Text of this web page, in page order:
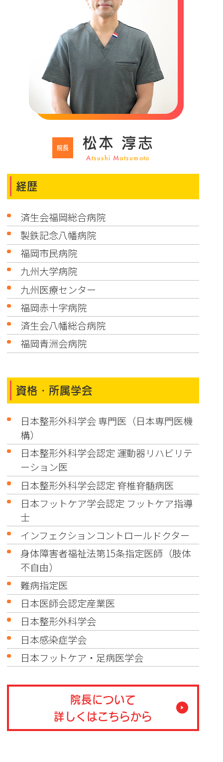
院長 松本 淳志
Atsushi Matsumoto
経歴
済生会福岡総合病院
製鉄記念八幡病院
福岡市民病院
九州大学病院
九州医療センター
福岡赤十字病院
済生会八幡総合病院
福岡青洲会病院
資格・所属学会
日本整形外科学会 専門医（日本専門医機
構）
日本整形外科学会認定 運動器リハビリテ
ーション医
日本整形外科学会認定 脊椎脊髄病医
日本フットケア学会認定 フットケア指導
士
インフェクションコントロールドクター
身体障害者福祉法第15条指定医師（肢体
不自由）
難病指定医
日本医師会認定産業医
日本整形外科学会
日本感染症学会
日本フットケア・足病医学会
院長について
詳しくはこちらから